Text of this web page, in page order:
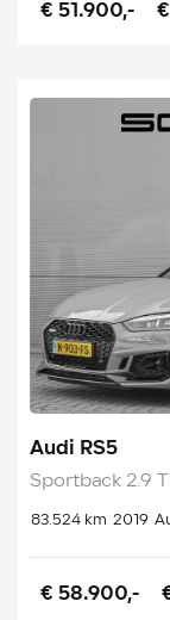
€ 51.900,-
Audi RS5
Sportback 2.9
83.524 km 2019
€ 58.900,-